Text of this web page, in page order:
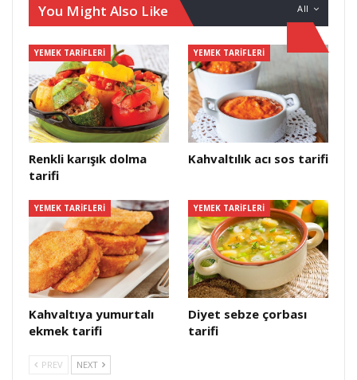
All
You Might Also Like
YEMEK TARIFLERI
Renkli karışık dolma
tarifi
YEMEK TARIFLERI
Kahvaltılık acı sos tarifi
YEMEK TARIFLERI
Kahvaltıya yumurtalı
ekmek tarifi
YEMEK TARIFLERI
Diyet sebze çorbası
tarifi
PREV NEXT